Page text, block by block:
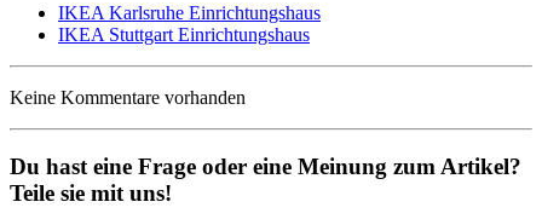
IKEA Karlsruhe Einrichtungshaus
IKEA Stuttgart Einrichtungshaus
Keine Kommentare vorhanden
Du hast eine Frage oder eine Meinung zum Artikel?
Teile sie mit uns!